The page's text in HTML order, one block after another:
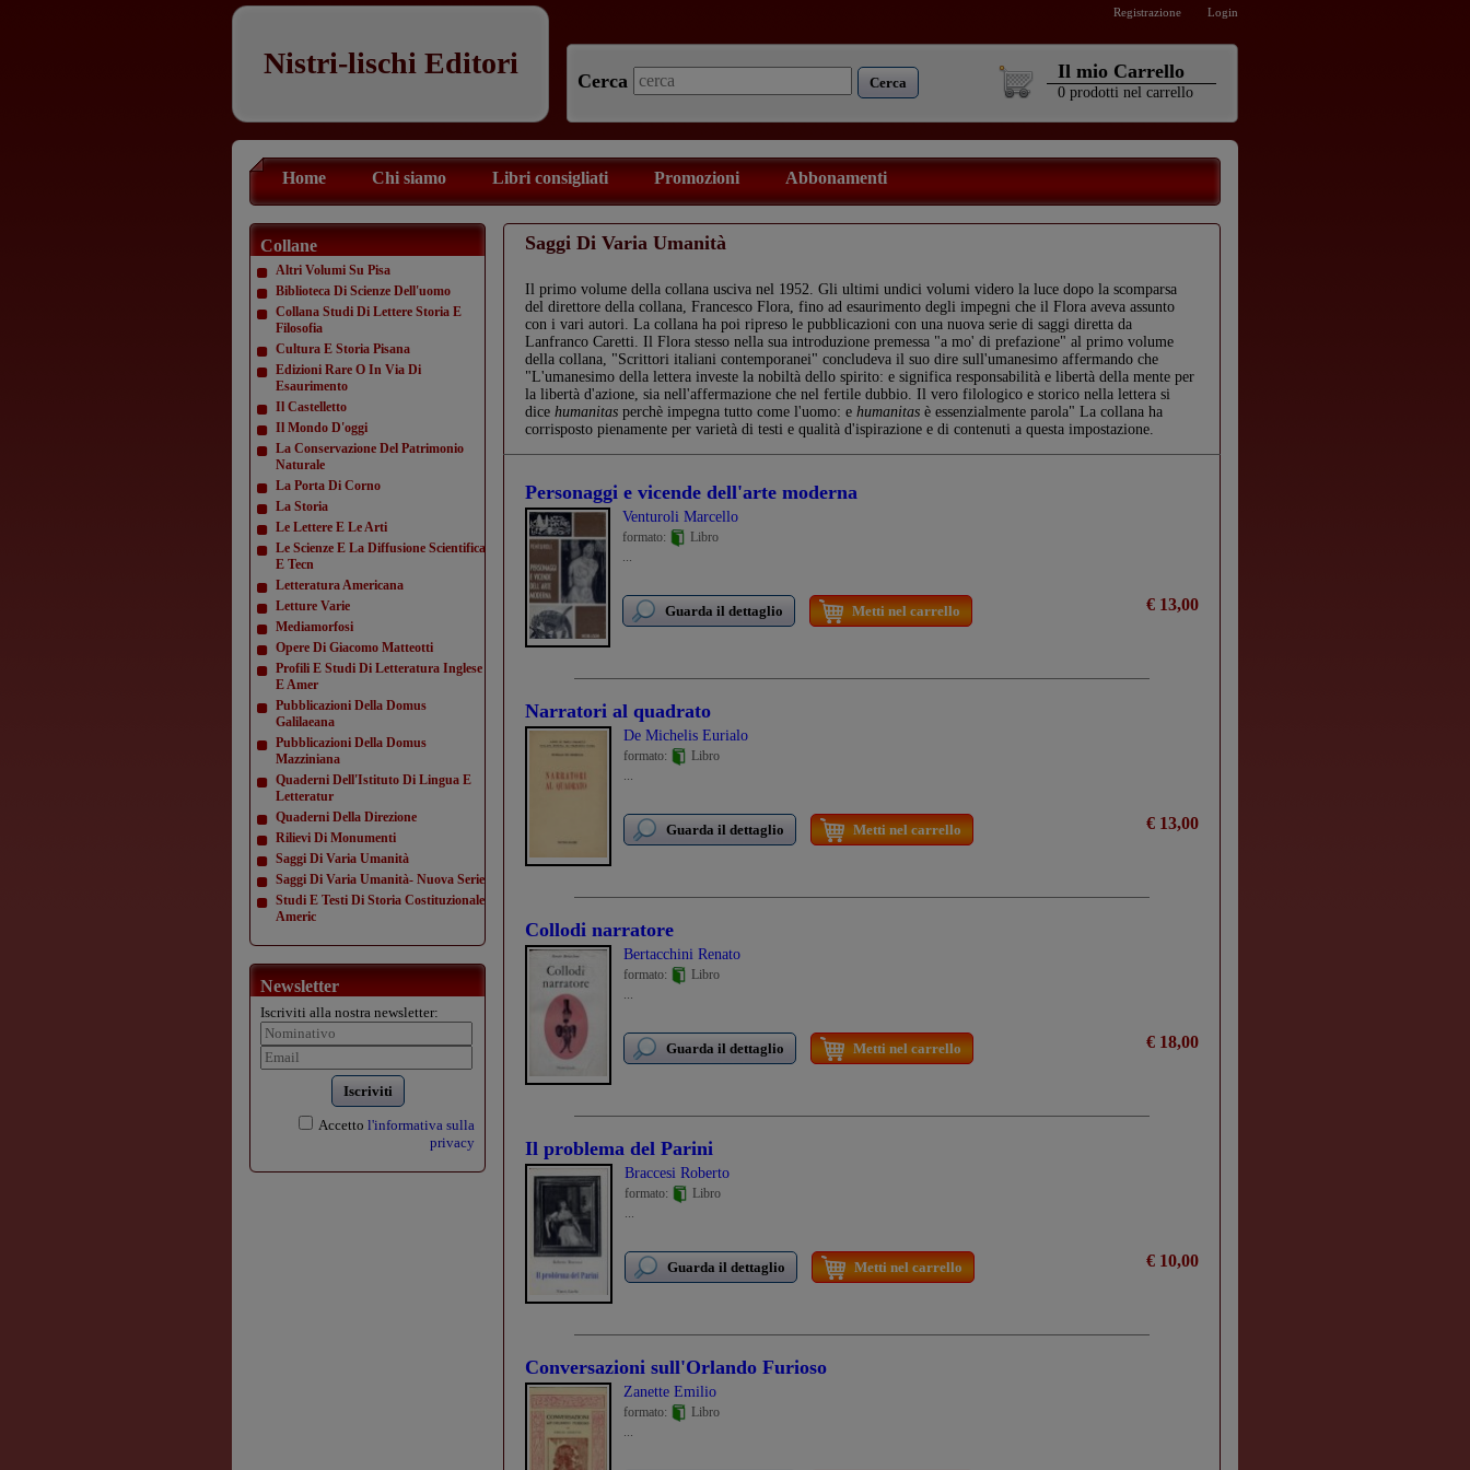
Registrazione Login
Nistri-lischi Editori
Cerca Cerca
Il mio Carrello
0 prodotti nel carrello
Home Chi siamo Libri consigliati Promozioni Abbonamenti
Collane
Altri Volumi Su Pisa
Biblioteca Di Scienze Dell'uomo
Collana Studi Di Lettere Storia E
Filosofia
Cultura E Storia Pisana
Edizioni Rare O In Via Di
Esaurimento
Il Castelletto
Il Mondo D'oggi
La Conservazione Del Patrimonio
Naturale
La Porta Di Corno
La Storia
Le Lettere E Le Arti
Le Scienze E La Diffusione Scientifica
E Tecn
Letteratura Americana
Letture Varie
Mediamorfosi
Opere Di Giacomo Matteotti
Profili E Studi Di Letteratura Inglese
E Amer
Pubblicazioni Della Domus
Galilaeana
Pubblicazioni Della Domus
Mazziniana
Quaderni Dell'Istituto Di Lingua E
Letteratur
Quaderni Della Direzione
Rilievi Di Monumenti
Saggi Di Varia Umanità
Saggi Di Varia Umanità- Nuova Serie
Studi E Testi Di Storia Costituzionale
Americ
Newsletter
Iscriviti alla nostra newsletter:
Iscriviti
Accetto l'informativa sulla
privacy
Saggi Di Varia Umanità
Il primo volume della collana usciva nel 1952. Gli ultimi undici volumi videro la luce dopo la scomparsa
del direttore della collana, Francesco Flora, fino ad esaurimento degli impegni che il Flora aveva assunto
con i vari autori. La collana ha poi ripreso le pubblicazioni con una nuova serie di saggi diretta da
Lanfranco Caretti. Il Flora stesso nella sua introduzione premessa "a mo' di prefazione" al primo volume
della collana, "Scrittori italiani contemporanei" concludeva il suo dire sull'umanesimo affermando che
"L'umanesimo della lettera investe la nobiltà dello spirito: e significa responsabilità e libertà della mente per
la libertà d'azione, sia nell'affermazione che nel fertile dubbio. Il vero filologico e storico nella lettera si
dice humanitas perchè impegna tutto come l'uomo: e humanitas è essenzialmente parola" La collana ha
corrisposto pienamente per varietà di testi e qualità d'ispirazione e di contenuti a questa impostazione.
Personaggi e vicende dell'arte moderna
Venturoli Marcello
formato:
Libro
...
€ 13,00
Guarda il dettaglio Metti nel carrello
Narratori al quadrato
De Michelis Eurialo
formato:
Libro
...
€ 13,00
Guarda il dettaglio Metti nel carrello
Collodi narratore
Bertacchini Renato
formato:
Libro
...
€ 18,00
Guarda il dettaglio Metti nel carrello
Il problema del Parini
Braccesi Roberto
formato:
Libro
...
€ 10,00
Guarda il dettaglio Metti nel carrello
Conversazioni sull'Orlando Furioso
Zanette Emilio
formato:
Libro
...